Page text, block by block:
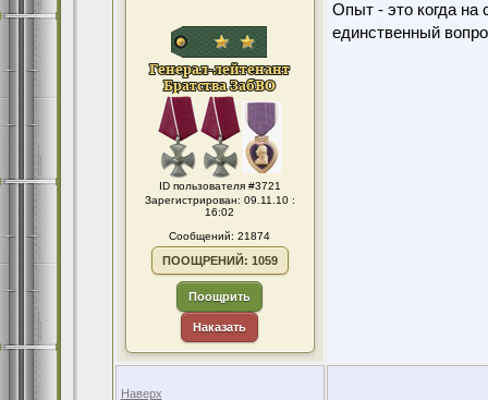
ID пользователя #3721
Зарегистрирован: 09.11.10 :
16:02
Сообщений: 21874
ПООЩРЕНИЙ: 1059
Поощрить
Наказать
Опыт - это когда на
единственный
Наверх